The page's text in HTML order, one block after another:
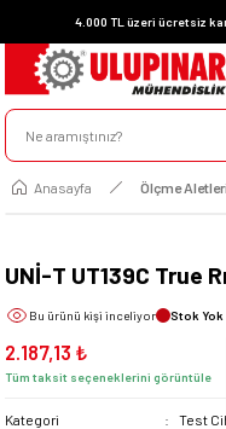
4.000 TL üzeri ücretsiz
Anasayfa Ölçme Aletleri
UNİ-T UT139C True
Bu ürünü kişi inceliyor Stok Yok
2.187,13 ₺
Tüm taksit seçeneklerini görüntüle
Kategori
Test